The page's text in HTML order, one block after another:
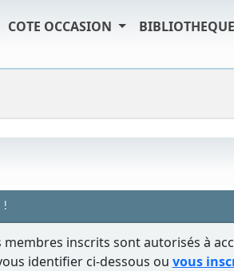
COTE OCCASION BIBLIOTHEQUE
!
membres inscrits sont autorisés à
identifier ci-dessous ou vous